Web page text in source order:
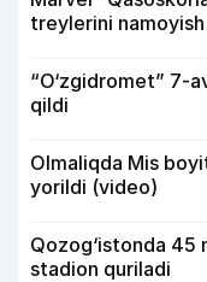
treylerini
“O‘zgidromet” 7-
qildi
Olmaliqda Mis
yorildi (video)
Qozog‘istonda 45
stadion quriladi